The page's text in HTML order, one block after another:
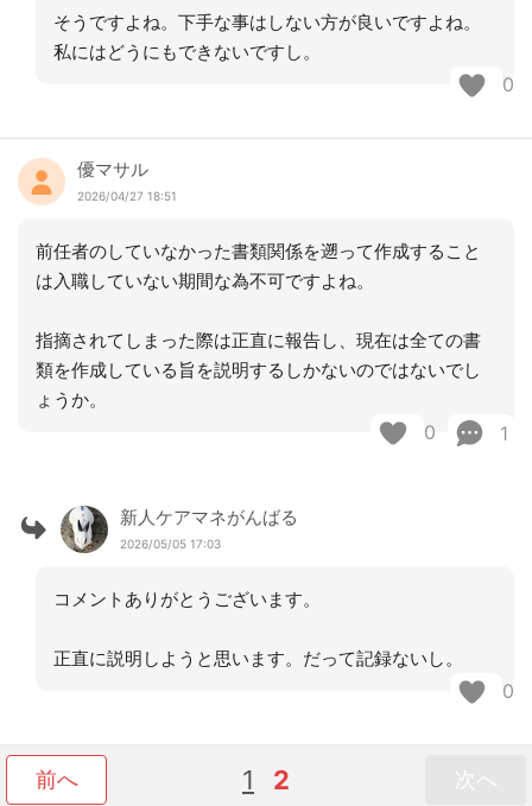
そうですよね。下手な事はしない方が良いですよね。
私にはどうにもできないですし。
0
優マサル
2026/04/27 18:51
前任者のしていなかった書類関係を遡って作成すること
は入職していない期間な為不可ですよね。
指摘されてしまった際は正直に報告し、現在は全ての書
類を作成している旨を説明するしかないのではないでし
ょうか。
0 1
新人ケアマネがんばる
2026/05/05 17:03
コメントありがとうございます。
正直に説明しようと思います。だって記録ないし。
0
前へ 1 2 次へ